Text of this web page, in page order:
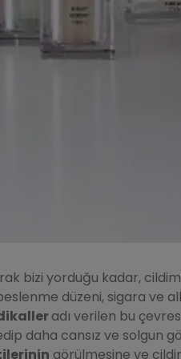
bizi yorduğu kadar,
düzeni, sigara ve
adı verilen bu
daha cansız ve solgun
görülmesine ve cildin